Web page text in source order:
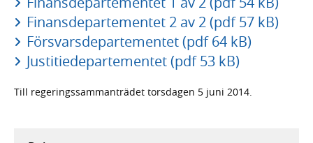
Finansdepartementet 2 av 2 (pdf 57 kB)
Försvarsdepartementet (pdf 64 kB)
Justitiedepartementet (pdf 53 kB)
Till regeringssammanträdet torsdagen 5 juni 2014.